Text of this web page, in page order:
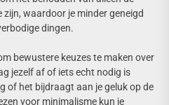
waardoor je minder geneigd
dingen.
bewustere keuzes te maken over
jezelf af of iets echt nodig is
of het bijdraagt aan je geluk op de
voor minimalisme kun je